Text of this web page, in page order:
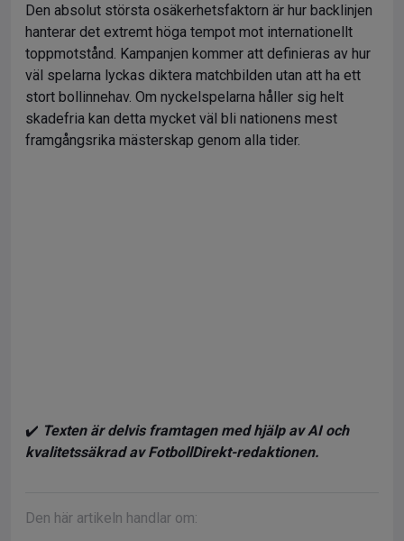
Den absolut största osäkerhetsfaktorn är hur backlinjen
hanterar det extremt höga tempot mot internationellt
toppmotstånd. Kampanjen kommer att definieras av hur
väl spelarna lyckas diktera matchbilden utan att ha ett
stort bollinnehav. Om nyckelspelarna håller sig helt
skadefria kan detta mycket väl bli nationens mest
framgångsrika mästerskap genom alla tider.
✔️ Texten är delvis framtagen med hjälp av AI och
kvalitetssäkrad av FotbollDirekt-redaktionen.
Den här artikeln handlar om: